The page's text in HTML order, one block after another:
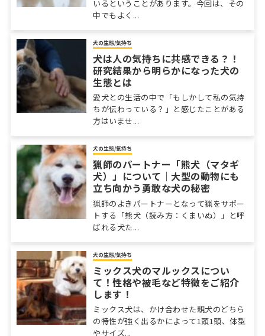
いるということがあります。今回は、その
中でもよく...
犬の生態/気持ち
犬は人の気持ちに共感できる？！
研究結果から明らかになった犬の
生態とは
愛犬との生活の中で「もしかして私の気持
ちが伝わっている？」と感じたことがある
方はいませ...
犬の生態/気持ち
猟師のパートナー「熊犬（マタギ
犬）」について｜大型の動物にも
立ち向かう勇敢な犬の秘密
猟師のよきパートナーとなって猟をサポー
トする「熊犬（読み方：くまいぬ）」と呼
ばれる犬た...
犬の生態/気持ち
ミックス犬のマルックスについ
て！性格や被毛など特徴をご紹介
します！
ミックス犬は、かけ合わせた親犬のどちら
の特性が強く出るかによって1頭1頭、体型
やサイズ...